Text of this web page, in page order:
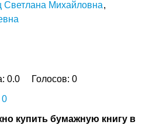
Светлана Михайловна
0.0 Голосов:0
0
купить бумажную книгу в